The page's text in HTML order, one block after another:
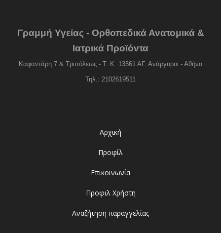
Γραμμή Υγείας - Ορθοπεδικά Ανατομικά &
Ιατρικά Προϊόντα
Καφαντάρη 7 & Τριπόλεως - Τ. Κ. 13561 ΑΓ. Ανάργυροι - Αθήνα
Τηλ.: 2102619511
Αρχική
Προφίλ
Επικοινωνία
Προφιλ Χρήστη
Αναζήτηση παραγγελίας